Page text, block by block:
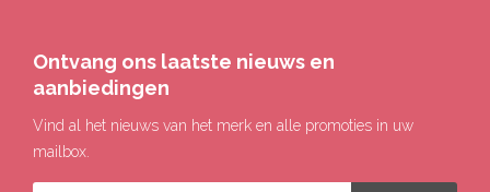
Ontvang ons laatste nieuws en
aanbiedingen
Vind al het nieuws van het merk en alle promoties in uw
mailbox.